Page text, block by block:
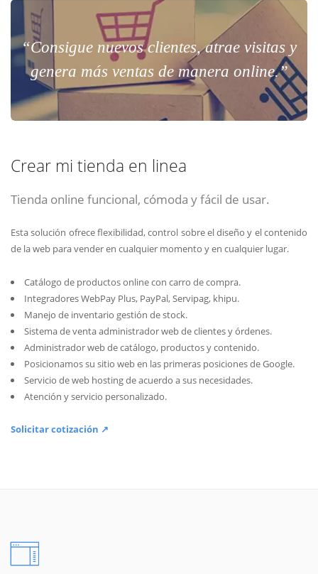
“Consigue nuevos clientes, atrae visitas y
genera más ventas de manera online.”
Crear mi tienda en linea
Tienda online funcional, cómoda y fácil de usar.
Esta solución ofrece flexibilidad, control sobre el diseño y el contenido
de la web para vender en cualquier momento y en cualquier lugar.
Catálogo de productos online con carro de compra.
Integradores WebPay Plus, PayPal, Servipag, khipu.
Manejo de inventario gestión de stock.
Sistema de venta administrador web de clientes y órdenes.
Administrador web de catálogo, productos y contenido.
Posicionamos su sitio web en las primeras posiciones de Google.
Servicio de web hosting de acuerdo a sus necesidades.
Atención y servicio personalizado.
Solicitar cotización ↗